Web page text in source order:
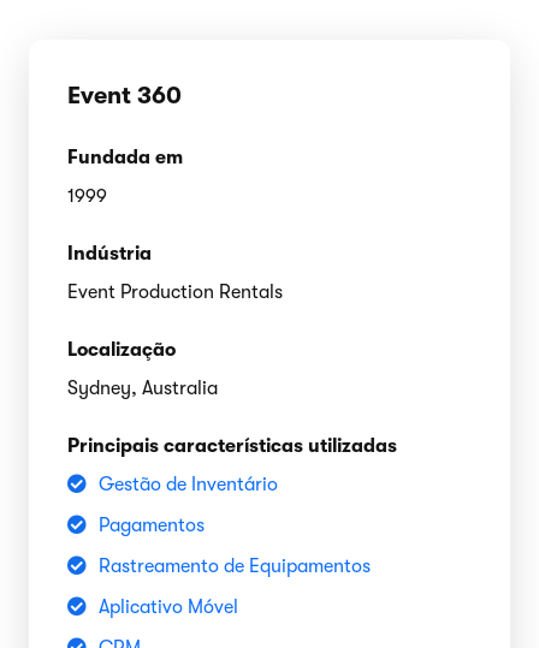
Event 360
Fundada em
1999
Indústria
Event Production Rentals
Localização
Sydney, Australia
Principais características utilizadas
Gestão de Inventário
Pagamentos
Rastreamento de Equipamentos
Aplicativo Móvel